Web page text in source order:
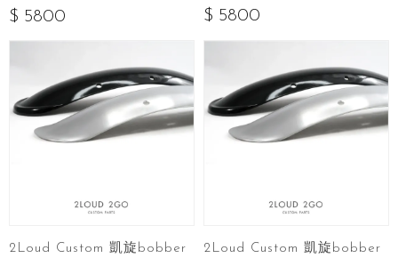
$ 5800 $ 5800
2Loud Custom 凱旋bobber
2Loud Custom 凱旋bobber